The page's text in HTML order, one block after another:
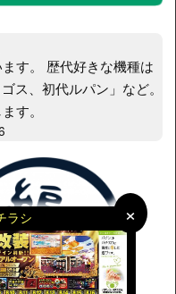
×
×
ラシ
す。 歴代好きな機種は
ス、初代ルパン」など。
す。